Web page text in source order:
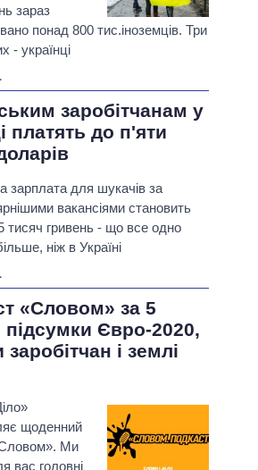
зараз
понад 800 тис.іноземців. Три
- українці
заробітчанам у
платять до п'яти
зарплата для шукачів за
вакансіями становить
тисяч гривень - що все одно
ніж в Україні
«Словом» за 5
Євро-2020,
і землі
щоденний
Ми
вас головні